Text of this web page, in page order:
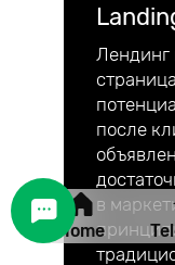
Лендинг
после
в
Home